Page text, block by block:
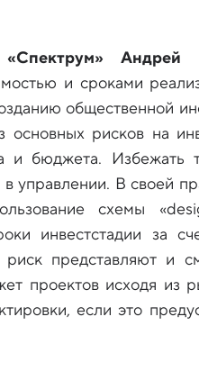
Андрей
и сроками
общественной
рисков на
и бюджета. Избежать
управлении. В своей
схемы
инвестстадии за
представляют и
проектов исходя из
если это